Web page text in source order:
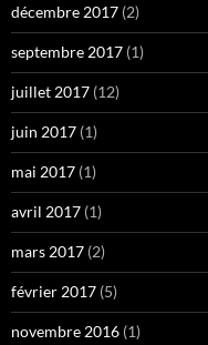
décembre 2017 (2)
septembre 2017 (1)
juillet 2017 (12)
juin 2017 (1)
mai 2017 (1)
avril 2017 (1)
mars 2017 (2)
février 2017 (5)
novembre 2016 (1)